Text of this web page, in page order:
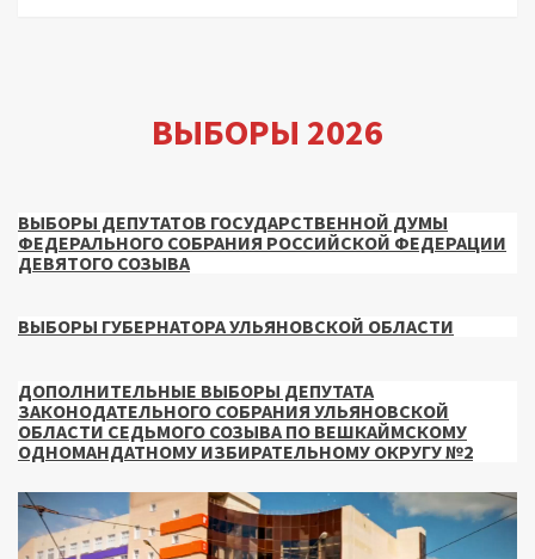
ВЫБОРЫ 2026
ВЫБОРЫ ДЕПУТАТОВ ГОСУДАРСТВЕННОЙ ДУМЫ
ФЕДЕРАЛЬНОГО СОБРАНИЯ РОССИЙСКОЙ ФЕДЕРАЦИИ
ДЕВЯТОГО СОЗЫВА
ВЫБОРЫ ГУБЕРНАТОРА УЛЬЯНОВСКОЙ ОБЛАСТИ
ДОПОЛНИТЕЛЬНЫЕ ВЫБОРЫ ДЕПУТАТА
ЗАКОНОДАТЕЛЬНОГО СОБРАНИЯ УЛЬЯНОВСКОЙ
ОБЛАСТИ СЕДЬМОГО СОЗЫВА ПО ВЕШКАЙМСКОМУ
ОДНОМАНДАТНОМУ ИЗБИРАТЕЛЬНОМУ ОКРУГУ №2